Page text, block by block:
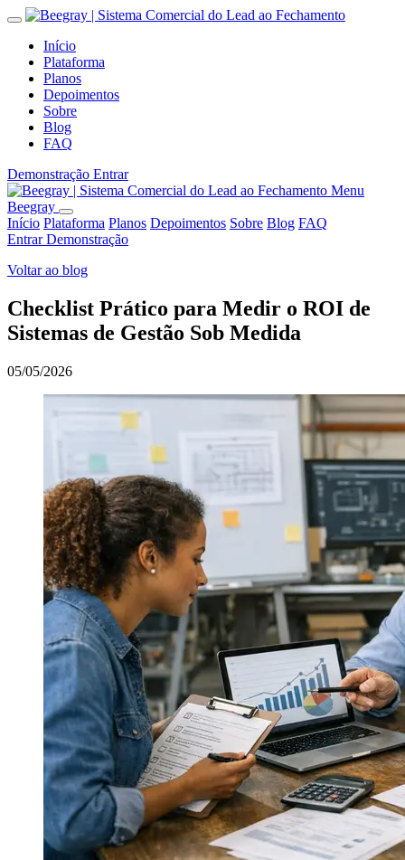
Início
Plataforma
Planos
Depoimentos
Sobre
Blog
FAQ
Demonstração Entrar
Menu
Beegray
Início Plataforma Planos Depoimentos Sobre Blog FAQ
EntrarDemonstração
Voltar ao blog
Checklist Prático para Medir o ROI de
Sistemas de Gestão Sob Medida
05/05/2026